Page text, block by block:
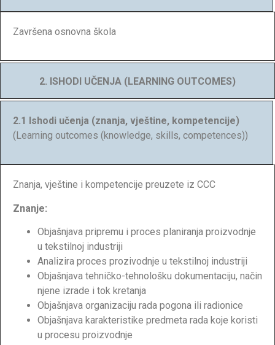
Završena osnovna škola
2. ISHODI UČENJA (LEARNING OUTCOMES)
2.1 Ishodi učenja (znanja, vještine, kompetencije)
(Learning outcomes (knowledge, skills, competences))
Znanja, vještine i kompetencije preuzete iz CCC
Znanje:
Objašnjava pripremu i proces planiranja proizvodnje
u tekstilnoj industriji
Analizira proces prozivodnje u tekstilnoj industriji
Objašnjava tehničko-tehnološku dokumentaciju, način
njene izrade i tok kretanja
Objašnjava organizaciju rada pogona ili radionice
Objašnjava karakteristike predmeta rada koje koristi
u procesu proizvodnje